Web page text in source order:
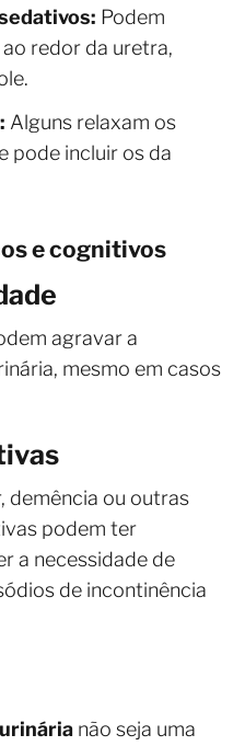
Podem
redor da uretra,
Alguns relaxam os
pode incluir os da
e cognitivos
agravar a
mesmo em casos
demência ou outras
podem ter
a necessidade de
de incontinência
não seja uma